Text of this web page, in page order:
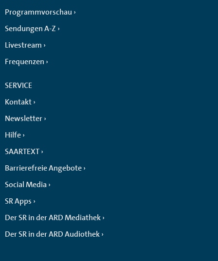
Programmvorschau
Sendungen A-Z
Livestream
Frequenzen
SERVICE
Kontakt
Newsletter
Hilfe
SAARTEXT
Barrierefreie Angebote
Social Media
SR Apps
Der SR in der ARD Mediathek
Der SR in der ARD Audiothek